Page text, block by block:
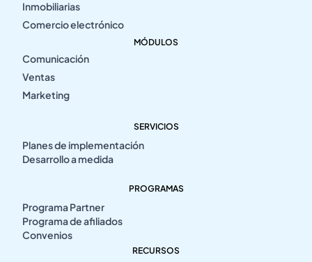
Inmobiliarias
Comercio electrónico
MÓDULOS
Comunicación
Ventas
Marketing
SERVICIOS
Planes de implementación
Desarrollo a medida
PROGRAMAS
Programa Partner
Programa de afiliados
Convenios
RECURSOS